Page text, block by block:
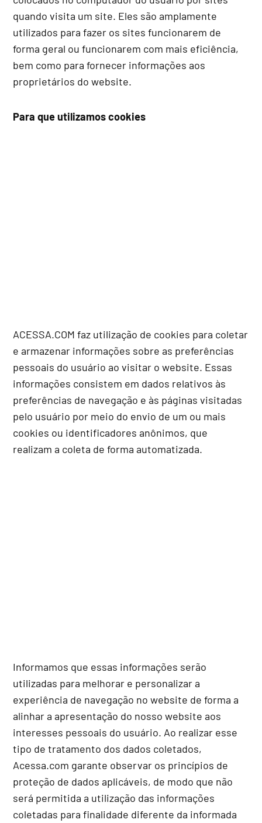
quando visita um site. Eles são amplamente
utilizados para fazer os sites funcionarem de
forma geral ou funcionarem com mais eficiência,
bem como para fornecer informações aos
proprietários do website.
Para que utilizamos cookies
ACESSA.COM faz utilização de cookies para coletar
e armazenar informações sobre as preferências
pessoais do usuário ao visitar o website. Essas
informações consistem em dados relativos às
preferências de navegação e às páginas visitadas
pelo usuário por meio do envio de um ou mais
cookies ou identificadores anônimos, que
realizam a coleta de forma automatizada.
Informamos que essas informações serão
utilizadas para melhorar e personalizar a
experiência de navegação no website de forma a
alinhar a apresentação do nosso website aos
interesses pessoais do usuário. Ao realizar esse
tipo de tratamento dos dados coletados,
Acessa.com garante observar os princípios de
proteção de dados aplicáveis, de modo que não
será permitida a utilização das informações
coletadas para finalidade diferente da informada